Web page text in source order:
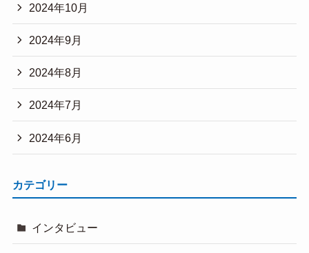
2024年10月
2024年9月
2024年8月
2024年7月
2024年6月
カテゴリー
インタビュー